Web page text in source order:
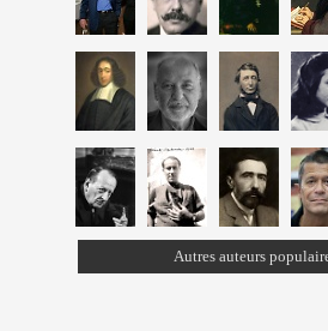
Autres auteurs